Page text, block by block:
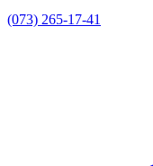
(073) 265-17-41